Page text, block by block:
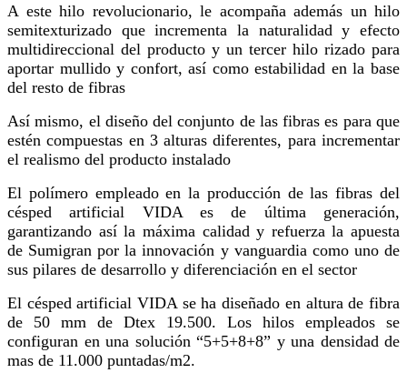
A este hilo revolucionario, le acompaña además un hilo
semitexturizado que incrementa la naturalidad y efecto
multidireccional del producto y un tercer hilo rizado para
aportar mullido y confort, así como estabilidad en la base
del resto de fibras
Así mismo, el diseño del conjunto de las fibras es para que
estén compuestas en 3 alturas diferentes, para incrementar
el realismo del producto instalado
El polímero empleado en la producción de las fibras del
césped artificial VIDA es de última generación,
garantizando así la máxima calidad y refuerza la apuesta
de Sumigran por la innovación y vanguardia como uno de
sus pilares de desarrollo y diferenciación en el sector
El césped artificial VIDA se ha diseñado en altura de fibra
de 50 mm de Dtex 19.500. Los hilos empleados se
configuran en una solución “5+5+8+8” y una densidad de
mas de 11.000 puntadas/m2.